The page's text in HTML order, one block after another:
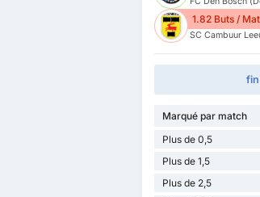
1.82 Buts /
SC Cambuur
fin
Marqué par match
Plus de 0,5
Plus de 1,5
Plus de 2,5